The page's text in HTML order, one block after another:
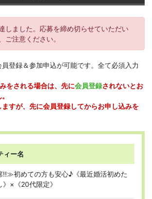
しました。応募を締め切らせていただい
ご注意ください。
登録＆参加申込が可能です。全て必須入力
をされる場合は、先に会員登録されないとお
すが、先に会員登録してからお申し込みを
ィー名
初めての方も安心♪《最近婚活初めた
×《20代限定》